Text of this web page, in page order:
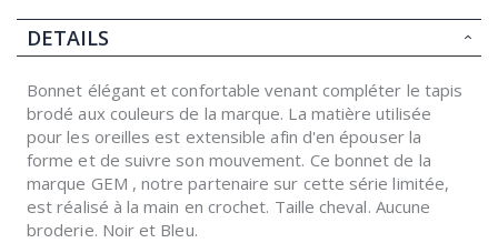
DETAILS
Bonnet élégant et confortable venant compléter le tapis
brodé aux couleurs de la marque. La matière utilisée
pour les oreilles est extensible afin d'en épouser la
forme et de suivre son mouvement. Ce bonnet de la
marque GEM , notre partenaire sur cette série limitée,
est réalisé à la main en crochet. Taille cheval. Aucune
broderie. Noir et Bleu.